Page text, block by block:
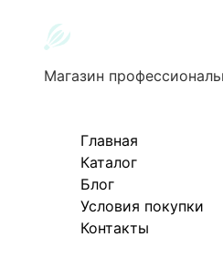
Магазин
Главная
Каталог
Блог
Условия покупки
Контакты